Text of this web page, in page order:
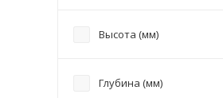
Глубина (мм)